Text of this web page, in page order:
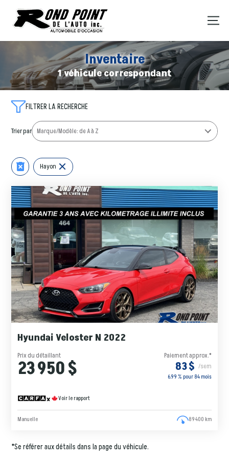
Inventaire
1 véhicule correspondant
FILTRER LA RECHERCHE
Trier par
Hayon
Hyundai Veloster N 2022
Prix du détaillant
23 950 $
Paiement approx.*
83 $ /sem
6.99 % pour 84 mois
Voir le rapport
Manuelle 89 400 km
*Se référer aux détails dans la page du véhicule.